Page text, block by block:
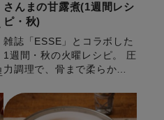
さんまの甘露煮(1週間レシ
ピ・秋)
雑誌「ESSE」とコラボした
1週間・秋の火曜レシピ。 圧
力調理で、骨まで柔らかく
分】